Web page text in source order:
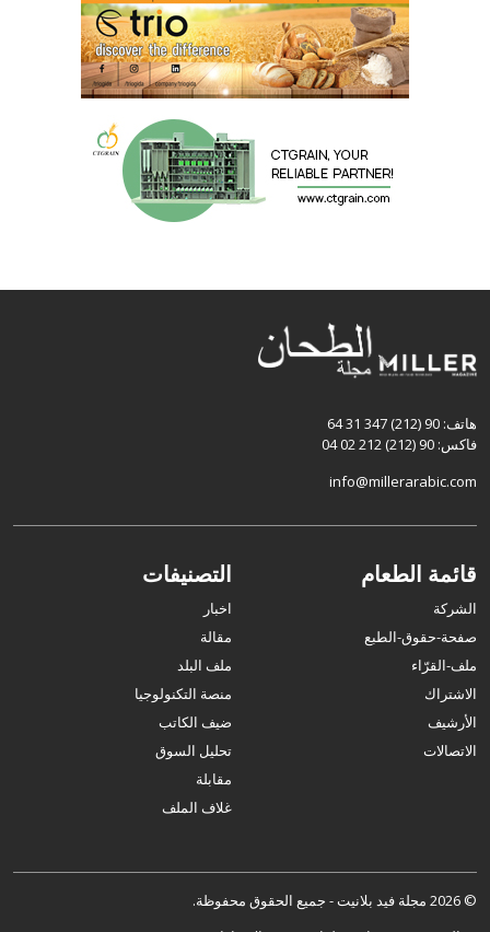
هاتف: 90 (212) 347 31 64
فاكس: 90 (212) 212 02 04
info@millerarabic.com
قائمة الطعام
الشركة
صفحة-حقوق-الطبع
ملف-القرّاء
الاشتراك
الأرشيف
الاتصالات
التصنيفات
اخبار
مقالة
ملف البلد
منصة التكنولوجيا
ضيف الكاتب
تحليل السوق
مقابلة
غلاف الملف
© 2026 مجلة فيد بلانيت - جميع الحقوق محفوظة.